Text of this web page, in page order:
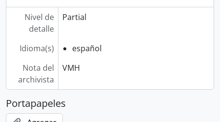
Nivel de
detalle
Partial
Idioma(s)
español
Nota del
archivista
VMH
Portapapeles